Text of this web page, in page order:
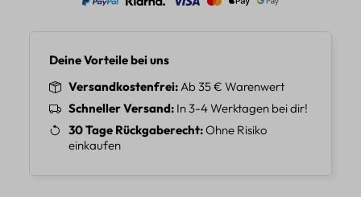
Deine Vorteile bei uns
Versandkostenfrei Ab 35 € Warenwert
Schneller Versand In 3-4 Werktagen bei dir!
30 Tage Rückgaberecht Ohne Risiko
einkaufen